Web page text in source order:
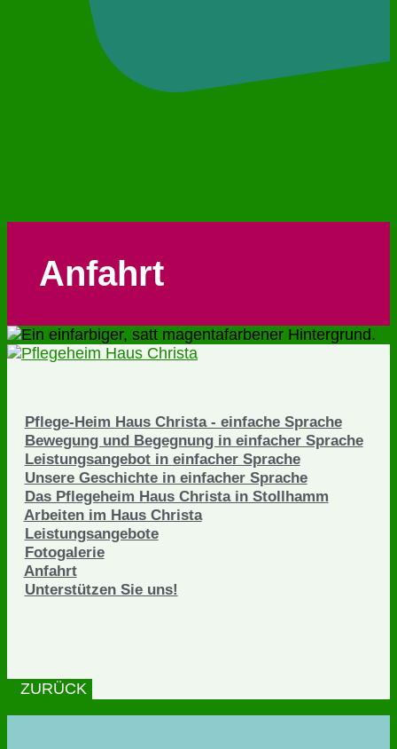
Anfahrt
Pflege-Heim Haus Christa - einfache Sprache
Bewegung und Begegnung in einfacher Sprache
Leistungsangebot in einfacher Sprache
Unsere Geschichte in einfacher Sprache
Das Pflegeheim Haus Christa in Stollhamm
Arbeiten im Haus Christa
Leistungsangebote
Fotogalerie
Anfahrt
Unterstützen Sie uns!
ZURÜCK